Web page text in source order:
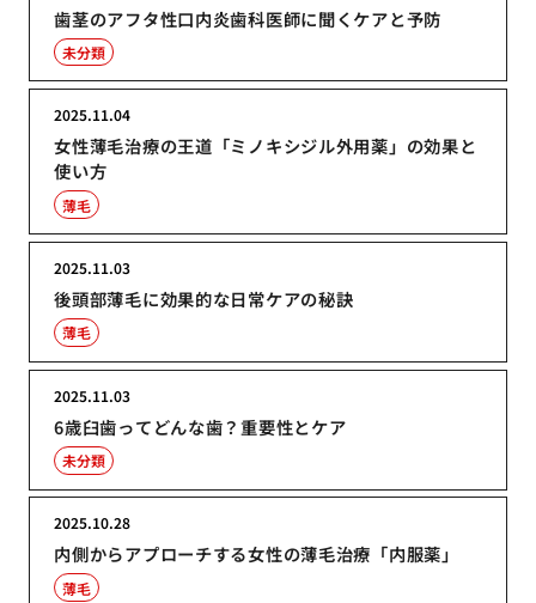
歯茎のアフタ性口内炎歯科医師に聞くケアと予防
未分類
女性薄毛治療の王道「ミノキシジル外用薬」の効果と
使い方
2025.11.04
薄毛
後頭部薄毛に効果的な日常ケアの秘訣
2025.11.03
薄毛
6歳臼歯ってどんな歯？重要性とケア
2025.11.03
未分類
内側からアプローチする女性の薄毛治療「内服薬」
2025.10.28
薄毛